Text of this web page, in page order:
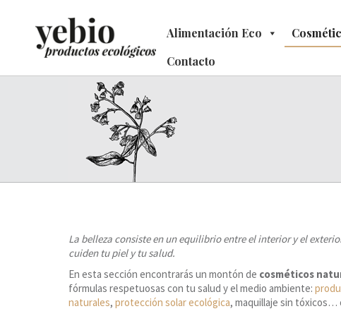
Alimentación Eco
Contacto
La belleza consiste en un equilibrio entre el interior y el
cuiden tu piel y tu salud.
En esta sección encontrarás un montón de cosméticos
fórmulas respetuosas con tu salud y el medio ambiente:
naturales, protección solar ecológica, maquillaje sin tóxicos…
Alimentación Eco
Contacto